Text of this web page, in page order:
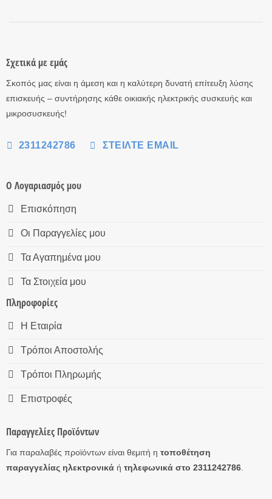
Σχετικά με εμάς
Σκοπός μας είναι η άμεση και η καλύτερη δυνατή επίτευξη λύσης
επισκευής – συντήρησης κάθε οικιακής ηλεκτρικής συσκευής και
μικροσυσκευής!
2311242786 ΣΤΕΊΛΤΕ EMAIL
Ο Λογαριασμός μου
Επισκόπηση
Οι Παραγγελίες μου
Τα Αγαπημένα μου
Τα Στοιχεία μου
Πληροφορίες
Η Εταιρία
Τρόποι Αποστολής
Τρόποι Πληρωμής
Επιστροφές
Παραγγελίες Προϊόντων
Για παραλαβές προϊόντων είναι θεμιτή η τοποθέτηση
παραγγελίας ηλεκτρονικάή τηλεφωνικά στο 2311242786.